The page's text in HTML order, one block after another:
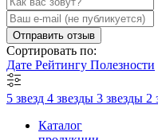
Отправить отзыв
Сортировать по:
Дате Рейтингу Полезности
5 звезд 4 звезды 3 звезды 2
Каталог